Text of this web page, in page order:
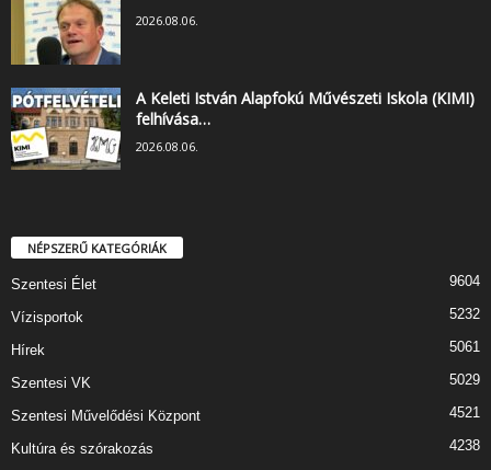
2026.08.06.
A Keleti István Alapfokú Művészeti Iskola (KIMI)
felhívása…
2026.08.06.
NÉPSZERŰ KATEGÓRIÁK
Szentesi Élet 9604
Vízisportok 5232
Hírek 5061
Szentesi VK 5029
Szentesi Művelődési Központ 4521
Kultúra és szórakozás 4238